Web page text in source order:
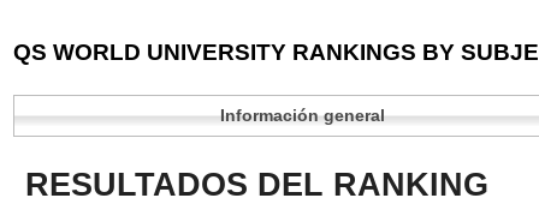
QS WORLD UNIVERSITY RANKINGS BY
Información general
RESULTADOS DEL RANKING